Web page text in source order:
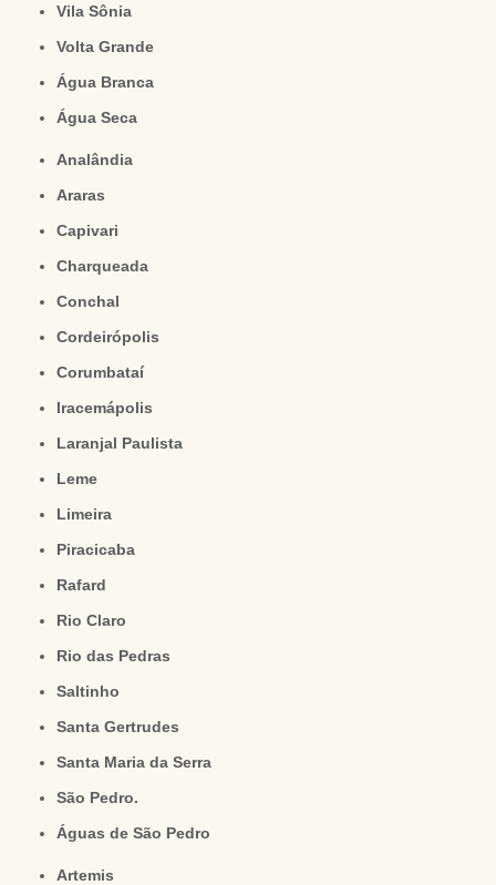
Vila Sônia
Volta Grande
Água Branca
Água Seca
Analândia
Araras
Capivari
Charqueada
Conchal
Cordeirópolis
Corumbataí
Iracemápolis
Laranjal Paulista
Leme
Limeira
Piracicaba
Rafard
Rio Claro
Rio das Pedras
Saltinho
Santa Gertrudes
Santa Maria da Serra
São Pedro.
Águas de São Pedro
Artemis